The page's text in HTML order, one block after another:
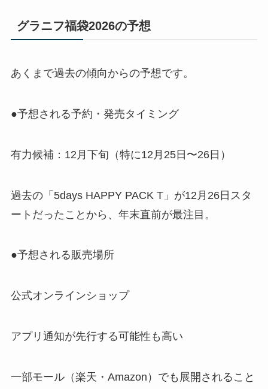
グラニフ福袋2026の予想
あくまで過去の傾向からの予想です。
●予想される予約・発売タイミング
有力候補：12月下旬（特に12月25日〜26日）
過去の「5days HAPPY PACK T」が12月26日スタ
ートだったことから、年末直前が最注目。
●予想される販売場所
公式オンラインショップ
アプリ通知が先行する可能性も高い
一部モール（楽天・Amazon）でも展開されること